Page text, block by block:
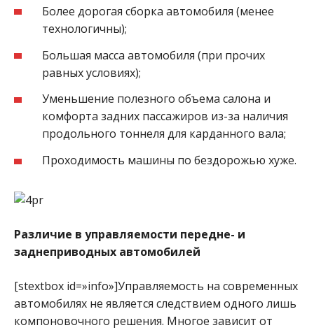
Более дорогая сборка автомобиля (менее
технологичны);
Большая масса автомобиля (при прочих
равных условиях);
Уменьшение полезного объема салона и
комфорта задних пассажиров из-за наличия
продольного тоннеля для карданного вала;
Проходимость машины по бездорожью хуже.
Различие в управляемости передне- и
заднеприводных автомобилей
[stextbox id=»info»]Управляемость на современных
автомобилях не является следствием одного лишь
компоновочного решения. Многое зависит от